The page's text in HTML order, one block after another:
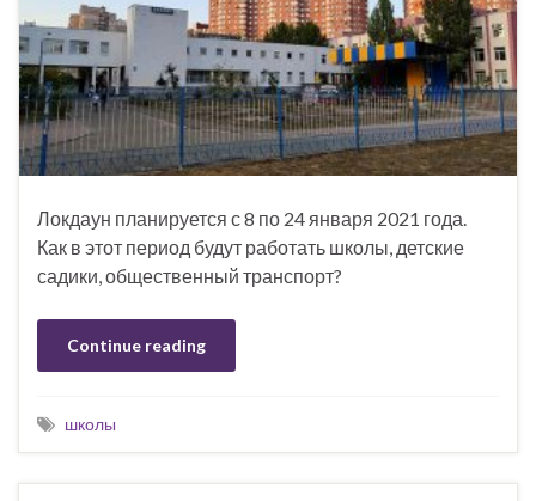
Локдаун планируется с 8 по 24 января 2021 года.
Как в этот период будут работать школы, детские
садики, общественный транспорт?
Continue reading
школы